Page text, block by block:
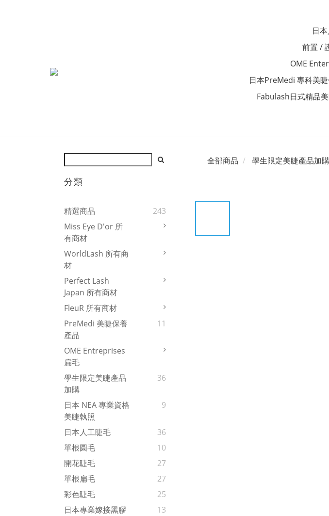
日
前置 /
OME
日本PreMedi 專科美
Fabulash日式精品
分類
精選商品
243
Miss Eye D'or 所
有商材
WorldLash 所有商
材
Perfect Lash
Japan 所有商材
FleuR 所有商材
PreMedi 美睫保養
產品
11
OME Entreprises
扁毛
學生限定美睫產品
加購
36
日本 NEA 專業資格
美睫執照
9
日本人工睫毛
36
單根圓毛
10
開花睫毛
27
單根扁毛
27
彩色睫毛
25
日本專業嫁接黑膠
13
全部商品 學生限定美睫產品加購